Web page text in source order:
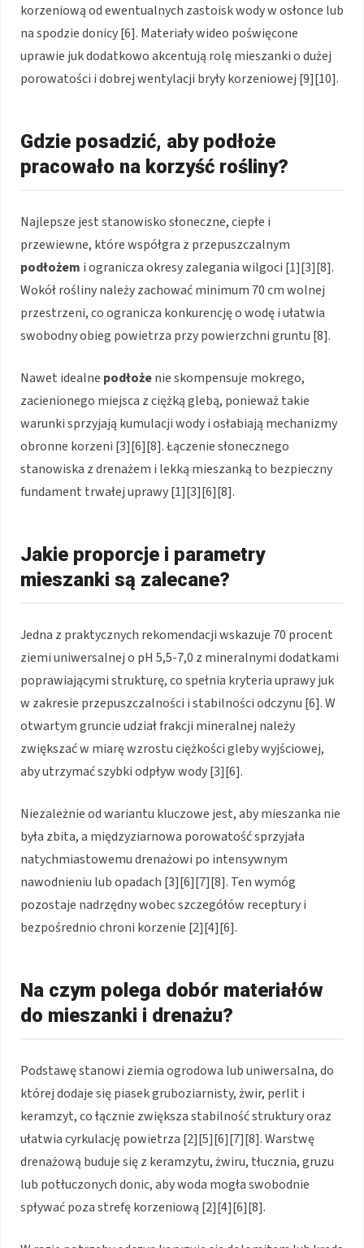
korzeniową od ewentualnych zastoisk wody w osłonce lub
na spodzie donicy [6]. Materiały wideo poświęcone
uprawie juk dodatkowo akcentują rolę mieszanki o dużej
porowatości i dobrej wentylacji bryły korzeniowej [9][10].
Gdzie posadzić, aby podłoże
pracowało na korzyść rośliny?
Najlepsze jest stanowisko słoneczne, ciepłe i
przewiewne, które współgra z przepuszczalnym
podłożem i ogranicza okresy zalegania wilgoci [1][3][8].
Wokół rośliny należy zachować minimum 70 cm wolnej
przestrzeni, co ogranicza konkurencję o wodę i ułatwia
swobodny obieg powietrza przy powierzchni gruntu [8].
Nawet idealne podłożenie skompensuje mokrego,
zacienionego miejsca z ciężką glebą, ponieważ takie
warunki sprzyjają kumulacji wody i osłabiają mechanizmy
obronne korzeni [3][6][8]. Łączenie słonecznego
stanowiska z drenażem i lekką mieszanką to bezpieczny
fundament trwałej uprawy [1][3][6][8].
Jakie proporcje i parametry
mieszanki są zalecane?
Jedna z praktycznych rekomendacji wskazuje 70 procent
ziemi uniwersalnej o pH 5,5-7,0 z mineralnymi dodatkami
poprawiającymi strukturę, co spełnia kryteria uprawy juk
w zakresie przepuszczalności i stabilności odczynu [6]. W
otwartym gruncie udział frakcji mineralnej należy
zwiększać w miarę wzrostu ciężkości gleby wyjściowej,
aby utrzymać szybki odpływ wody [3][6].
Niezależnie od wariantu kluczowe jest, aby mieszanka nie
była zbita, a międzyziarnowa porowatość sprzyjała
natychmiastowemu drenażowi po intensywnym
nawodnieniu lub opadach [3][6][7][8]. Ten wymóg
pozostaje nadrzędny wobec szczegółów receptury i
bezpośrednio chroni korzenie [2][4][6].
Na czym polega dobór materiałów
do mieszanki i drenażu?
Podstawę stanowi ziemia ogrodowa lub uniwersalna, do
której dodaje się piasek gruboziarnisty, żwir, perlit i
keramzyt, co łącznie zwiększa stabilność struktury oraz
ułatwia cyrkulację powietrza [2][5][6][7][8]. Warstwę
drenażową buduje się z keramzytu, żwiru, tłucznia, gruzu
lub potłuczonych donic, aby woda mogła swobodnie
spływać poza strefę korzeniową [2][4][6][8].